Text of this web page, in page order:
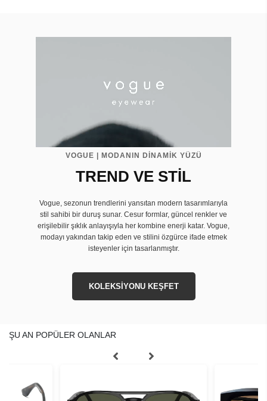
VOGUE | MODANIN DİNAMİK YÜZÜ
TREND VE STİL
Vogue, sezonun trendlerini yansıtan modern tasarımlarıyla
stil sahibi bir duruş sunar. Cesur formlar, güncel renkler ve
erişilebilir şıklık anlayışıyla her kombine enerji katar. Vogue,
modayı yakından takip eden ve stilini özgürce ifade etmek
isteyenler için tasarlanmıştır.
KOLEKSİYONU KEŞFET
ŞU AN POPÜLER OLANLAR